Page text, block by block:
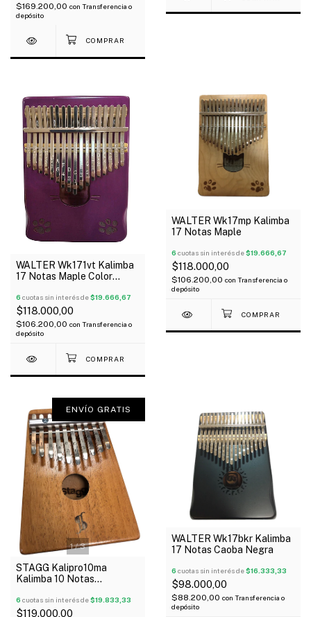
$169.200,00 con Transferencia o
depósito
WALTER Wk171vt Kalimba
17 Notas Maple Color
6 cuotas sin interés de$19.666,67
$118.000,00
$106.200,00 con Transferencia o
depósito
WALTER Wk17mp Kalimba
17 Notas Maple
6 cuotas sin interés de$19.666,67
$118.000,00
$106.200,00 con Transferencia o
depósito
1/3
ENVÍO GRATIS
STAGG Kalipro10ma
Kalimba 10 Notas
6 cuotas sin interés de$19.833,33
$119.000,00
WALTER Wk17bkr Kalimba
17 Notas Caoba Negra
6 cuotas sin interés de$16.333,33
$98.000,00
$88.200,00 con Transferencia o
depósito